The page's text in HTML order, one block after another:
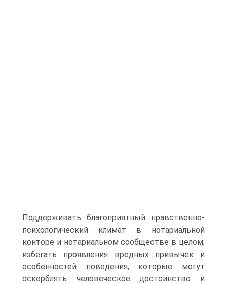
Поддерживать благоприятный нравственно-
психологический климат в нотариальной
конторе и нотариальном сообществе в целом;
избегать проявления вредных привычек и
особенностей поведения, которые могут
оскорблять человеческое достоинство и